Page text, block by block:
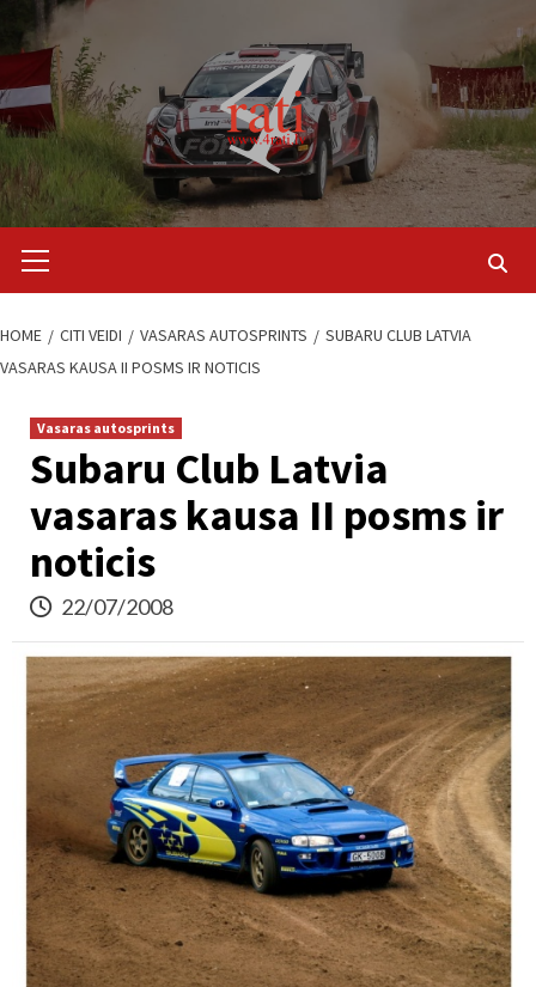
content
Menu
HOME CITI VEIDI VASARAS AUTOSPRINTS
SUBARU CLUB LATVIA
VASARAS KAUSA II POSMS IR NOTICIS
Vasaras autosprints
Subaru Club Latvia
vasaras kausa II posms ir
noticis
22/07/2008